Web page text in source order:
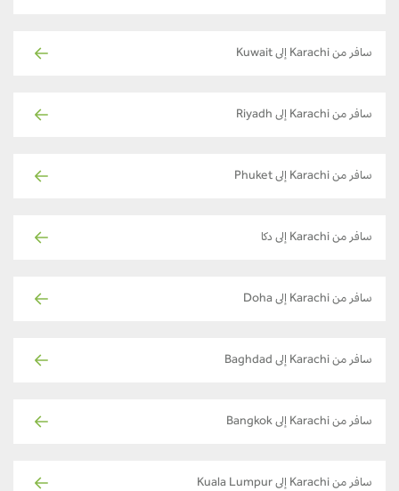
سافر من Karachi إلى Kuwait
سافر من Karachi إلى Riyadh
سافر من Karachi إلى Phuket
سافر من Karachi إلى دكا
سافر من Karachi إلى Doha
سافر من Karachi إلى Baghdad
سافر من Karachi إلى Bangkok
سافر من Karachi إلى Kuala Lumpur